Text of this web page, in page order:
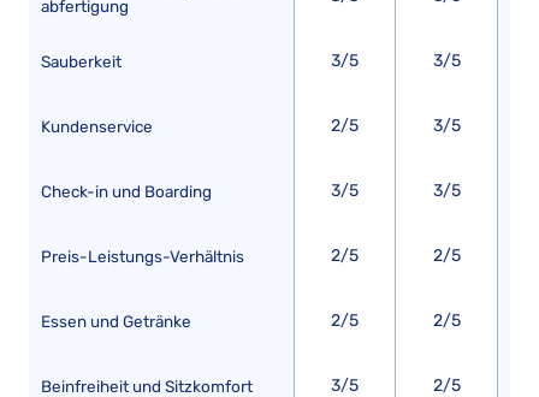
abfertigung
Sauberkeit
Kundenservice
Check-in und Boarding
Preis-Leistungs-Verhältnis
Essen und Getränke
Beinfreiheit und Sitzkomfort
3/5
2/5
3/5
2/5
2/5
3/5
3/5
3/5
3/5
2/5
2/5
2/5